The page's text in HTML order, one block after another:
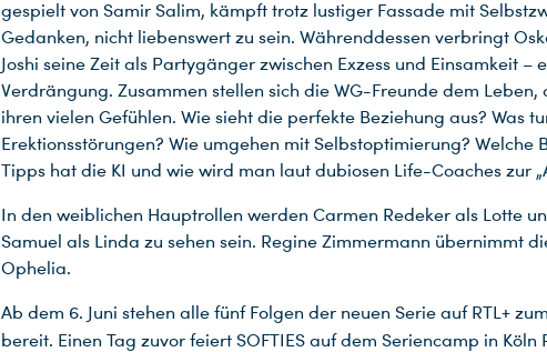
gespielt von Samir Salim, kämpft trotz lustiger Fassade mit
Gedanken, nicht liebenswert zu sein. Währenddessen verbringt
Joshi seine Zeit als Partygänger zwischen Exzess und Einsamkeit –
Verdrängung. Zusammen stellen sich die WG-Freunde dem Leben,
ihren vielen Gefühlen. Wie sieht die perfekte Beziehung aus? Was
Erektionsstörungen? Wie umgehen mit Selbstoptimierung? Welche
Tipps hat die KI und wie wird man laut dubiosen Life-Coaches zur
In den weiblichen Hauptrollen werden Carmen Redeker als Lotte
Samuel als Linda zu sehen sein. Regine Zimmermann übernimmt
Ophelia.
Ab dem 6. Juni stehen alle fünf Folgen der neuen Serie auf RTL+
bereit. Einen Tag zuvor feiert SOFTIES auf dem Seriencamp in Köln